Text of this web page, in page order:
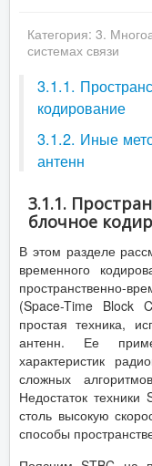
Категория: 3.
системах связи
3.1.1.
кодирование
3.1.2. Иные
антенн
3.1.1.
блочное
В этом разделе
временного
пространственно-
(Space-Time Block
простая техника,
антенн. Ее
характеристик
сложных
Недостаток
столь высокую
способы